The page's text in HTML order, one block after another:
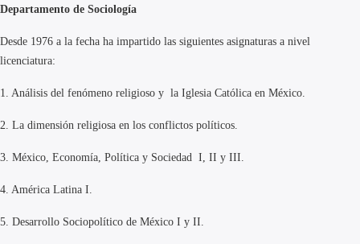
Departamento de Sociología
Desde 1976 a la fecha ha impartido las siguientes asignaturas a nivel
licenciatura:
1. Análisis del fenómeno religioso y la Iglesia Católica en México.
2. La dimensión religiosa en los conflictos políticos.
3. México, Economía, Política y Sociedad I, II y III.
4. América Latina I.
5. Desarrollo Sociopolítico de México I y II.